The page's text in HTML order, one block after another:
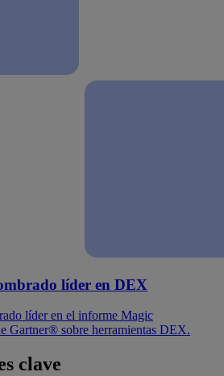
líder en DEX
líder en el informe Magic
Gartner® sobre herramientas DEX.
clave